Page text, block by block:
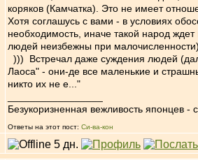
коряков (Камчатка). Это не имеет
Хотя соглашусь с вами - в условиях
необходимость, иначе такой народ
людей неизбежны при
))) Встречал даже суждения людей
Лаоса" - они-де все маленькие и
никто их не е..."
Безукоризненная вежливость японцев -
Ответы на этот пост: Си-ва-кон